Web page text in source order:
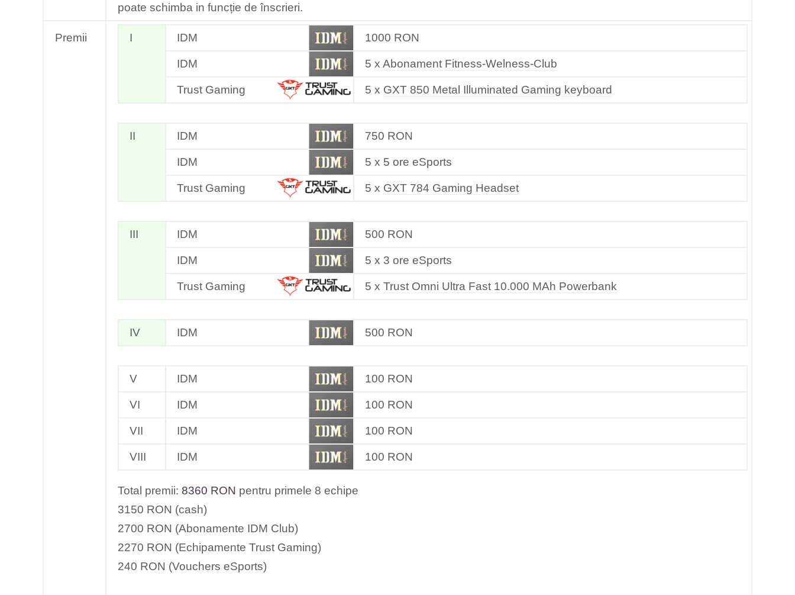
poate schimba in funcție de înscrieri.
Premii I IDM 1000 RON
IDM 5 xAbonament Fitness-Welness-Club
Trust Gaming 5 x GXT 850 Metal Illuminated Gaming keyboard
II IDM 750 RON
IDM 5 x 5 ore eSports
Trust Gaming 5 x GXT 784 Gaming Headset
III IDM 500 RON
IDM 5 x 3 ore eSports
Trust Gaming 5 xTrust Omni Ultra Fast 10.000 MAh Powerbank
IV IDM 500 RON
V IDM 100 RON
VI IDM 100 RON
VII IDM 100 RON
VIII IDM 100 RON
Total premii: 8360 RON pentru primele 8 echipe
3150 RON (cash)
2700 RON (Abonamente IDM Club)
2270 RON (Echipamente Trust Gaming)
240 RON (Vouchers eSports)